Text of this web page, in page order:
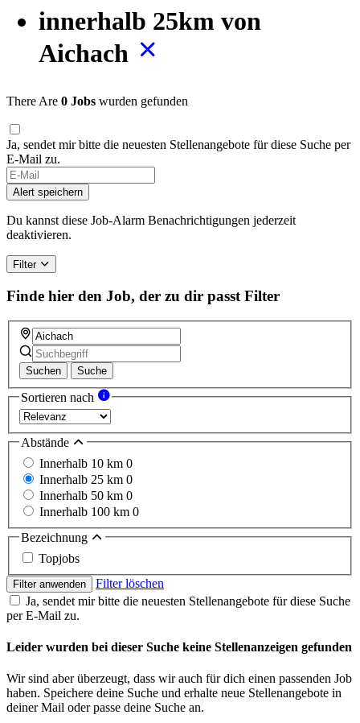
innerhalb 25km von
Aichach
There Are 0 Jobs wurden gefunden
Ja, sendet mir bitte die neuesten Stellenangebote für diese Suche per
E-Mail zu.
Alert speichern
Du kannst diese Job-Alarm Benachrichtigungen jederzeit
deaktivieren.
Filter
Finde hier den Job, der zu dir passt Filter
Suchen Suche
Sortieren nach
Abstände
Innerhalb 10 km 0
Innerhalb 25 km 0
Innerhalb 50 km 0
Innerhalb 100 km 0
Bezeichnung
Topjobs
Filter anwenden
Filter löschen
Ja, sendet mir bitte die neuesten Stellenangebote für diese Suche
per E-Mail zu.
Leider wurden bei dieser Suche keine Stellenanzeigen gefunden
Wir sind aber überzeugt, dass wir auch für dich einen passenden Job
haben. Speichere deine Suche und erhalte neue Stellenangebote in
deiner Mail oder passe deine Suche an.